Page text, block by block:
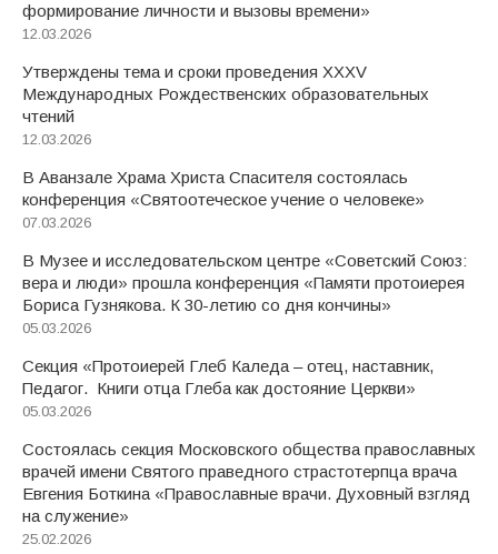
формирование личности и вызовы времени»
12.03.2026
Утверждены тема и сроки проведения XXXV
Международных Рождественских образовательных
чтений
12.03.2026
В Аванзале Храма Христа Спасителя состоялась
конференция «Святоотеческое учение о человеке»
07.03.2026
В Музее и исследовательском центре «Советский Союз:
вера и люди» прошла конференция «Памяти протоиерея
Бориса Гузнякова. К 30-летию со дня кончины»
05.03.2026
Секция «Протоиерей Глеб Каледа – отец, наставник,
Педагог. Книги отца Глеба как достояние Церкви»
05.03.2026
Состоялась секция Московского общества православных
врачей имени Святого праведного страстотерпца врача
Евгения Боткина «Православные врачи. Духовный взгляд
на служение»
25.02.2026